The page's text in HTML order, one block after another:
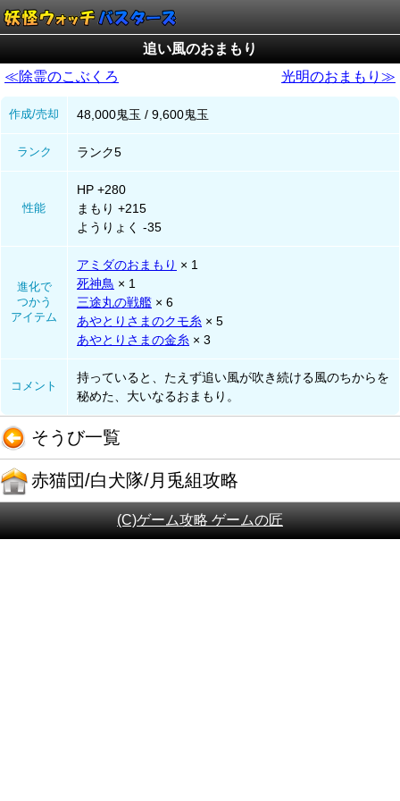
追い風のおまもり
≪除霊のこぶくろ
光明のおまもり≫
作成/売却 48,000鬼玉 / 9,600鬼玉
ランク ランク5
性能
HP +280
まもり +215
ようりょく -35
進化で
つかう
アイテム
アミダのおまもり × 1
死神鳥 × 1
三途丸の戦艦 × 6
あやとりさまのクモ糸 × 5
あやとりさまの金糸 × 3
コメント
持っていると、たえず追い風が吹き続ける風のちからを
秘めた、大いなるおまもり。
そうび一覧
赤猫団/白犬隊/月兎組攻略
(C)ゲーム攻略 ゲームの匠